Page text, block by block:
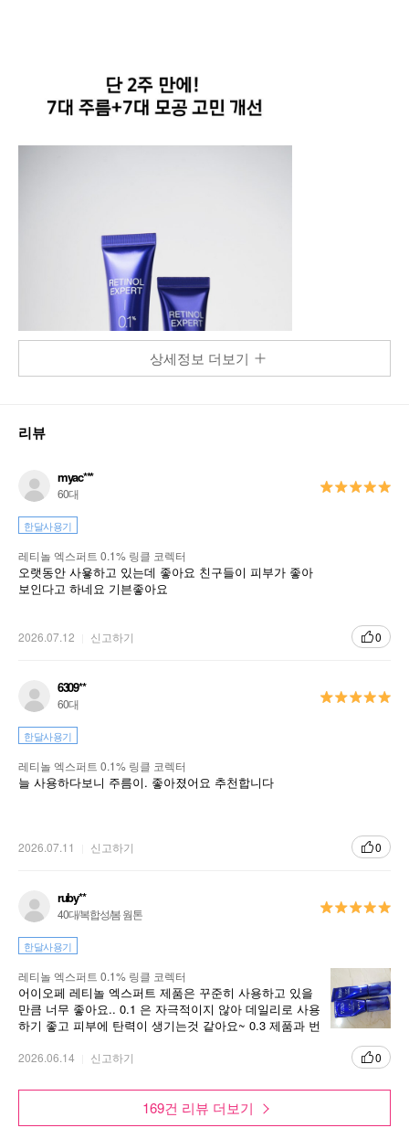
상세정보 더보기
리뷰
myac***
60대
한달사용기
레티놀 엑스퍼트 0.1% 링클 코렉터
오랫동안 사욯하고 있는데 좋아요 친구들이 피부가 좋아
보인다고 하네요 기븐좋아요
2026.07.12 신고하기 0
6309**
60대
한달사용기
레티놀 엑스퍼트 0.1% 링클 코렉터
늘 사용하다보니 주름이. 좋아졌어요 추천합니다
2026.07.11 신고하기 0
ruby**
40대/복합성/봄 웜톤
한달사용기
레티놀 엑스퍼트 0.1% 링클 코렉터
어이오페 레티놀 엑스퍼트 제품은 꾸준히 사용하고 있을
만큼 너무 좋아요.. 0.1 은 자극적이지 않아 데일리로 사용
하기 좋고 피부에 탄력이 생기는것 같아요~ 0.3 제품과 번
2026.06.14 신고하기 0
169건 리뷰 더보기